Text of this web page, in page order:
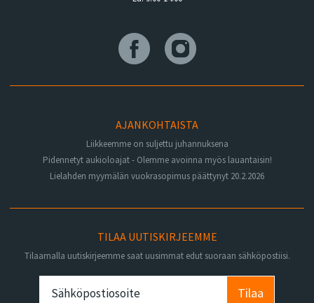
AJANKOHTAISTA
Liikkeemme on suljettu juhannuksena
Pidennetyt aukioloajat - Olemme avoinna myös lauantaisin!
Lielahden myymälän vuokrasopimus päättynyt 20.2.2026
TILAA UUTISKIRJEEMME
Tilaamalla uutiskirjeemme saat uusimmat edut suoraan sähköpostiisi.
Tilaa